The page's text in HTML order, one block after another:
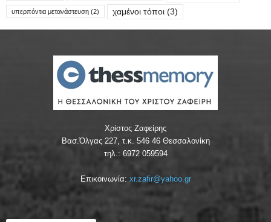
υπερπόντια μετανάστευση (2) χαμένοι τόποι (3)
Χρίστος Ζαφείρης
Βασ.Όλγας 227, τ.κ. 546 46 Θεσσαλονίκη
τηλ.: 6972 059594
Επικοινωνία: xr.zafir@yahoo.gr